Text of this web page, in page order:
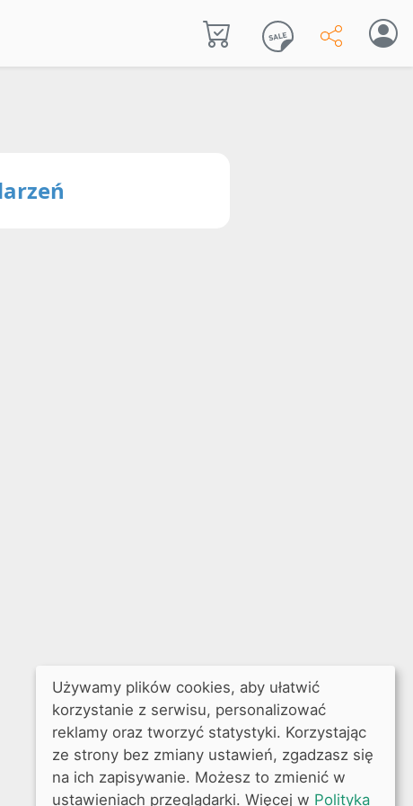
Używamy plików cookies, aby ułatwić
korzystanie z serwisu, personalizować
reklamy oraz tworzyć statystyki. Korzystając
ze strony bez zmiany ustawień, zgadzasz się
na ich zapisywanie. Możesz to zmienić w
ustawieniach przeglądarki. Więcej w Polityka